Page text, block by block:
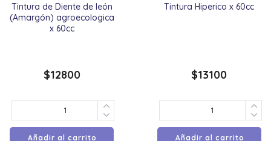
Tintura de Diente de león
(Amargón) agroecologica
x 60cc
$12800
Añadir al carrito
Tintura Hiperico x 60cc
$13100
Añadir al carrito